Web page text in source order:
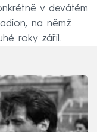
v devátém
na němž
roky zářil.